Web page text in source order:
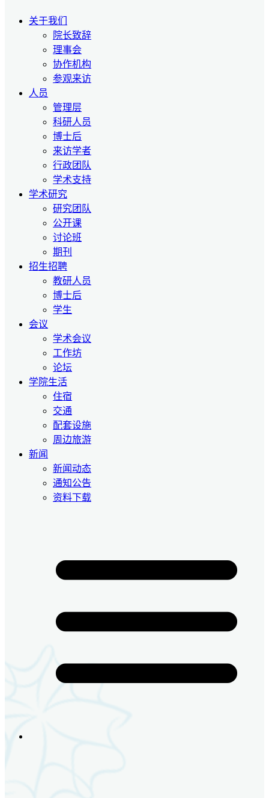
关于我们
院长致辞
理事会
协作机构
参观来访
人员
管理层
科研人员
博士后
来访学者
行政团队
学术支持
学术研究
研究团队
公开课
讨论班
期刊
招生招聘
教研人员
博士后
学生
会议
学术会议
工作坊
论坛
学院生活
住宿
交通
配套设施
周边旅游
新闻
新闻动态
通知公告
资料下载